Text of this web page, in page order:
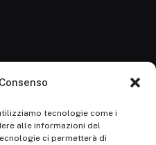
tecnologie come i
alle informazioni del
ci permetterà di